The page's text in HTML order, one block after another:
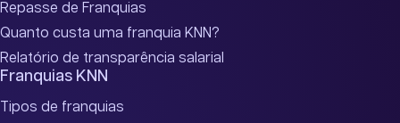
Repasse de Franquias
Quanto custa uma franquia KNN?
Relatório de transparência salarial
Franquias KNN
Tipos de franquias